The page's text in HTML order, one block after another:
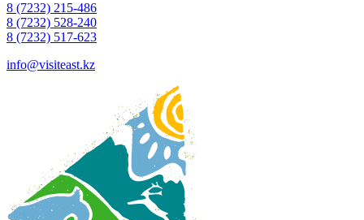
8 (7232) 215-486
8 (7232) 528-240
8 (7232) 517-623
info@visiteast.kz